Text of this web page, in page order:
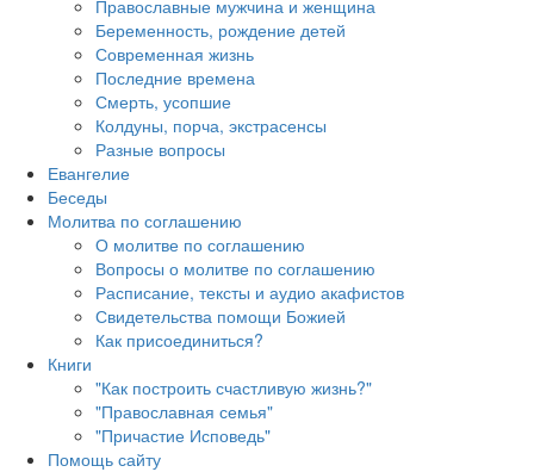
Православные мужчина и женщина
Беременность, рождение детей
Современная жизнь
Последние времена
Смерть, усопшие
Колдуны, порча, экстрасенсы
Разные вопросы
Евангелие
Беседы
Молитва по соглашению
О молитве по соглашению
Вопросы о молитве по соглашению
Расписание, тексты и аудио акафистов
Свидетельства помощи Божией
Как присоединиться?
Книги
"Как построить счастливую жизнь?"
"Православная семья"
"Причастие Исповедь"
Помощь сайту